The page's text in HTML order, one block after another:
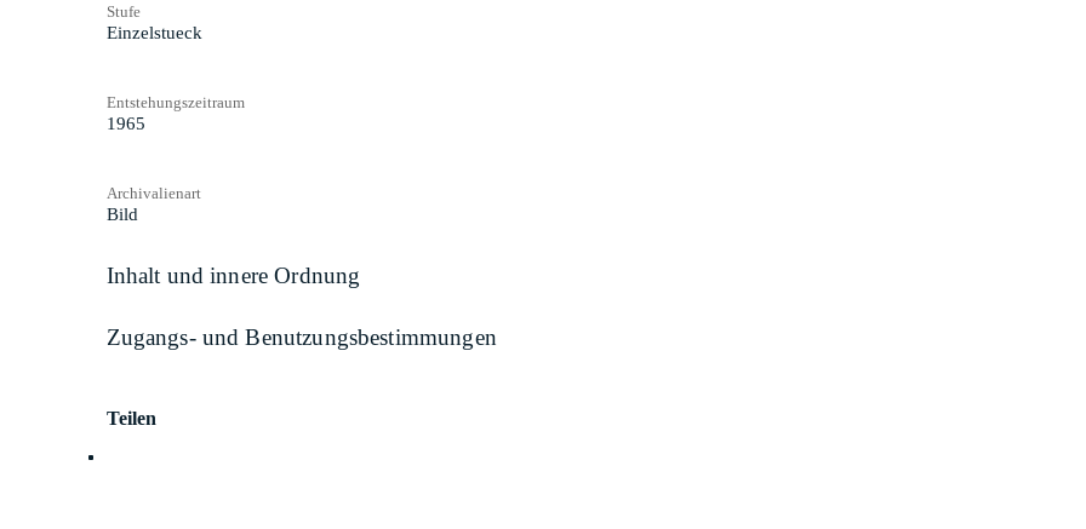
Stufe
Einzelstueck
Entstehungszeitraum
1965
Archivalienart
Bild
Inhalt und innere Ordnung
Zugangs- und Benutzungsbestimmungen
Teilen